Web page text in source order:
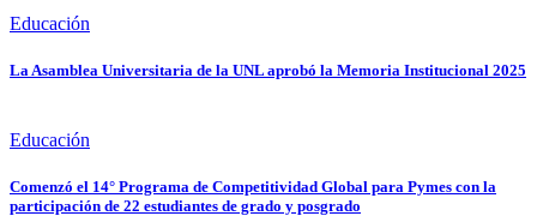
Educación
La Asamblea Universitaria de la UNL aprobó la Memoria Institucional 2025
Educación
Comenzó el 14° Programa de Competitividad Global para Pymes con la
participación de 22 estudiantes de grado y posgrado